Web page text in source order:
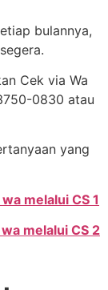
bulannya,
Cek via Wa
0830 atau
yang
melalui CS 1
melalui CS 2